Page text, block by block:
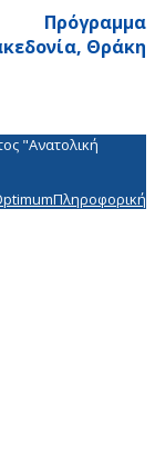
Πρόγραμμα
Θράκη
"Ανατολική